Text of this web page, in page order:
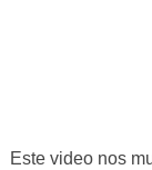
Este video nos